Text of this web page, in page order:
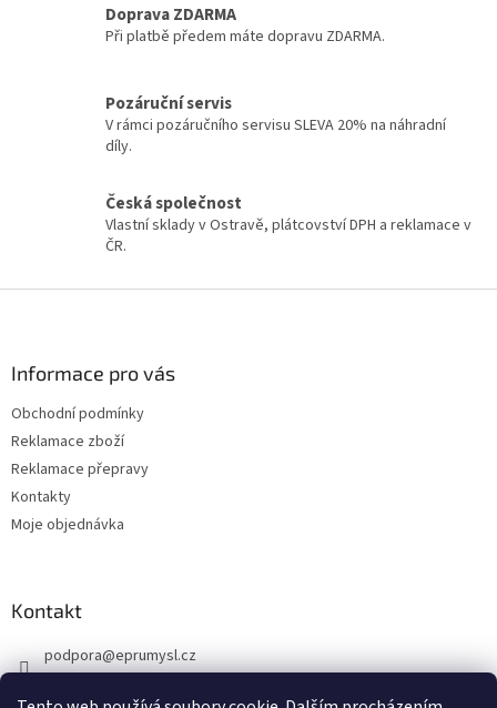
í
k
i
n
í
Doprava ZDARMA
Při platbě předem máte dopravu ZDARMA.
Pozáruční servis
V rámci pozáručního servisu SLEVA 20% na náhradní
díly.
Česká společnost
Vlastní sklady v Ostravě, plátcovství DPH a reklamace v
ČR.
Informace pro vás
Obchodní podmínky
Reklamace zboží
Reklamace přepravy
Kontakty
Moje objednávka
Kontakt
podpora@eprumysl.cz